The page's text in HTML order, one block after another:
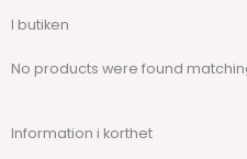
I butiken
No products were found
Information i korthet